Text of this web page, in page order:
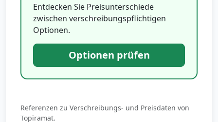
Entdecken Sie Preisunterschiede
zwischen verschreibungspflichtigen
Optionen.
Optionen prüfen
Referenzen zu Verschreibungs- und Preisdaten von
Topiramat.